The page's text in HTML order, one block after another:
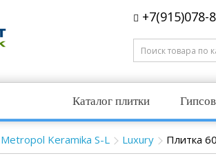
+7(915)078-
Каталог плитки
Metropol Keramika S-L Luxury Плитка